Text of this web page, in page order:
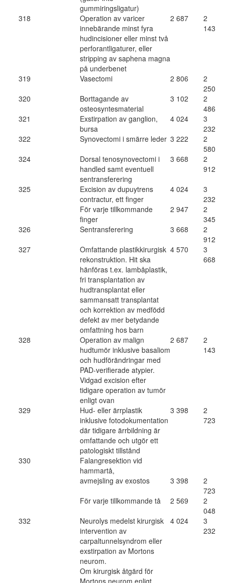
gummiringsligatur)
318
Operation av varicer
innebärande minst fyra
hudincisioner eller minst två
perforantligaturer, eller
stripping av saphena magna
på underbenet
2 687
2
143
319 Vasectomi 2 806
2
250
320
Borttagande av
osteosyntesmaterial
3 102
2
486
321
Exstirpation av ganglion,
bursa
4 024
3
232
322
Synovectomi i smärre leder 3 222
2
580
324
Dorsal tenosynovectomi i
handled samt eventuell
sentransferering
3 668
2
912
325
Excision av dupuytrens
contractur, ett finger
4 024
3
232
För varje tillkommande
finger
2 947
2
345
326
Sentransferering 3 668
2
912
327
Omfattande plastikkirurgisk
rekonstruktion. Hit ska
hänföras t.ex. lambåplastik,
fri transplantation av
hudtransplantat eller
sammansatt transplantat
och korrektion av medfödd
defekt av mer betydande
omfattning hos barn
4 570
3
668
328
Operation av malign
hudtumör inklusive basaliom
och hudförändringar med
PAD-verifierade atypier.
Vidgad excision efter
tidigare operation av tumör
enligt ovan
2 687
2
143
329
Hud- eller ärrplastik
inklusive fotodokumentation
där tidigare ärrbildning är
omfattande och utgör ett
patologiskt tillstånd
3 398
2
723
330
Falangresektion vid
hammartå,
avmejsling av exostos
3 398
2
723
För varje tillkommande tå
2 569
2
048
332
Neurolys medelst kirurgisk
intervention av
carpaltunnelsyndrom eller
exstirpation av Mortons
neurom.
4 024
3
232
Om kirurgisk åtgärd för
Mortons neurom enligt